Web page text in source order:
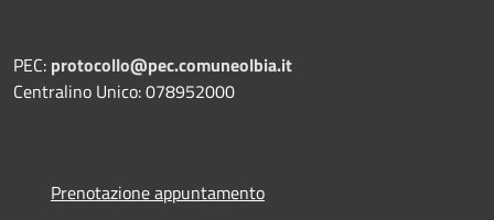
PEC: protocollo@pec.comuneolbia.it
Centralino Unico: 078952000
Prenotazione appuntamento